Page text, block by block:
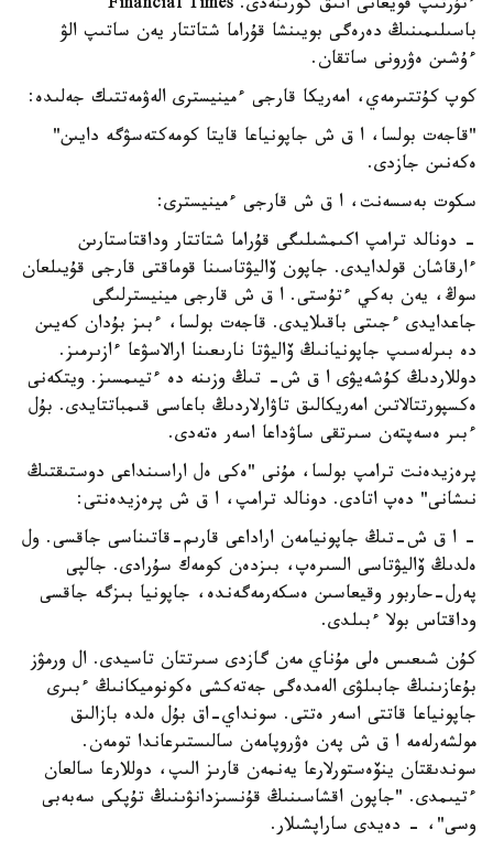
ءتۇرتىپ قويعانى انىق كورىنەدى. Financial Times
باسىلىمىنىڭ دەرەگى بويىنشا قۇراما شتاتتار يەن ساتىپ الۋ
ءۇشىن ەۋرونى ساتقان.
كوپ كۇتتىرمەي، امەريكا قارجى ءمينيسترى الەۋمەتتىك جەلىدە:
"قاجەت بولسا، ا ق ش جاپونياعا قايتا كومەكتەسۋگە دايىن"
ەكەنىن جازدى.
سكوت بەسسەنت، ا ق ش قارجى ءمينيسترى:
- دونالد ترامپ اكىمشىلىگى قۇراما شتاتتار وداقتاستارىن
ءارقاشان قولدايدى. جاپون ۆاليۋتاسىنا قوماقتى قارجى قۇيىلعان
سوڭ، يەن بەكي ءتۇستى. ا ق ش قارجى مينيسترلىگى
جاعدايدى ءجىتى باقىلايدى. قاجەت بولسا، ءبىز بۇدان كەيىن
دە بىرلەسىپ جاپونيانىڭ ۆاليۋتا نارىعىنا ارالاسۋعا ءازىرمىز.
دوللاردىڭ كۇشەيۋى ا ق ش- تىڭ وزىنە دە ءتيىمسىز. ويتكەنى
ەكسپورتتالاتىن امەريكالىق تاۋارلاردىڭ باعاسى قىمباتتايدى. بۇل
ءبىر ەسەپتەن سىرتقى ساۋداعا اسەر ەتەدى.
پرەزيدەنت ترامپ بولسا، مۇنى "ەكى ەل اراسىنداعى دوستىقتىڭ
نىشانى" دەپ اتادى. دونالد ترامپ، ا ق ش پرەزيدەنتى:
- ا ق ش-تىڭ جاپونيامەن اراداعى قارىم-قاتىناسى جاقسى. ول
ەلدىڭ ۆاليۋتاسى السىرەپ، بىزدەن كومەك سۇرادى. جالپى
پەرل-حاربور وقيعاسىن ەسكەرمەگەندە، جاپونيا بىزگە جاقسى
وداقتاس بولا ءبىلدى.
كۇن شىعىس ەلى مۇناي مەن گازدى سىرتتان تاسيدى. ال ورمۋز
بۇعازىنىڭ جابىلۋى الەمدەگى جەتەكشى ەكونوميكانىڭ ءبىرى
جاپونياعا قاتتى اسەر ەتتى. سونداي-اق بۇل ەلدە بازالىق
مولشەرلەمە ا ق ش پەن ەۋروپامەن سالىستىرعاندا تومەن.
سوندىقتان ينۆەستورلارعا يەنمەن قارىز الىپ، دوللارعا سالعان
ءتيىمدى. "جاپون اقشاسىنىڭ قۇنسىزدانۋىنىڭ تۇپكى سەبەبى
وسى"، - دەيدى ساراپشىلار.